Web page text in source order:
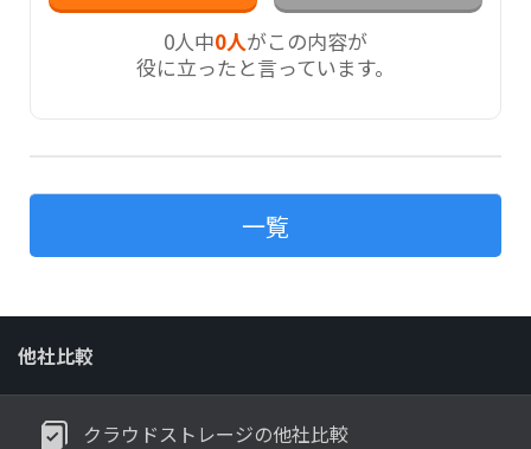
0人中0人がこの内容が
役に立ったと言っています。
一覧
他社比較
クラウドストレージの他社比較